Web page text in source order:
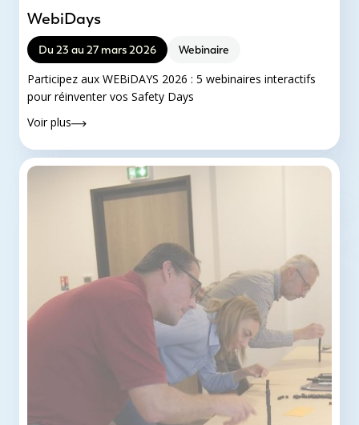
WebiDays
Du 23 au 27 mars 2026 Webinaire
Participez aux WEBiDAYS 2026 : 5 webinaires interactifs
pour réinventer vos Safety Days
Voir plus